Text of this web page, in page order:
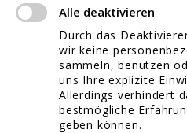
Datenschutzerklärung
Impressum
Kontaktieren Sie uns!
Alle deaktivieren
Durch das
wir keine
sammeln, benutzen
uns Ihre explizite
Allerdings verhindert
bestmögliche
geben können.